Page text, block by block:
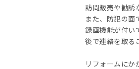
訪問販売や勧誘
また、防犯の面
録画機能が付い
後で連絡を取る
リフォームにか